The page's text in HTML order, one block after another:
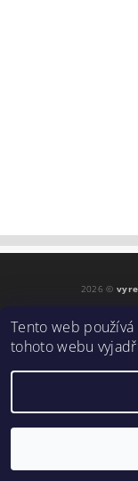
2026 ©
Tento web
tohoto webu